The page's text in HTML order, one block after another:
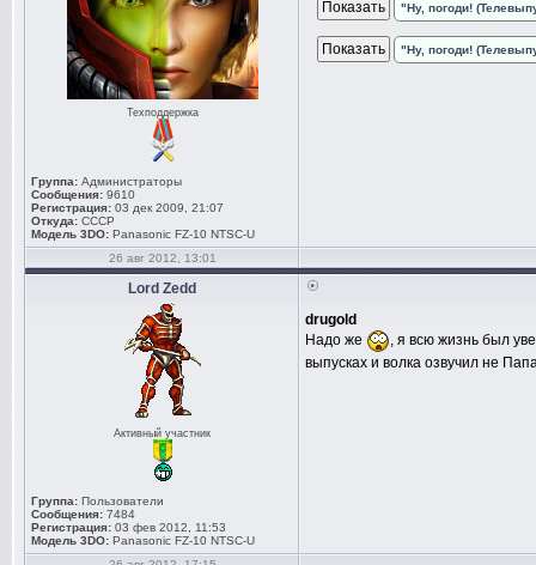
Техподдержка
Группа: Администраторы
Сообщения: 9610
Регистрация: 03 дек 2009, 21:07
Откуда: СССР
Модель 3DO: Panasonic FZ-10 NTSC-U
"Ну, погоди!
"Ну, погоди!
26 авг 2012, 13:01
Lord Zedd
Активный участник
Группа: Пользователи
Сообщения: 7484
Регистрация: 03 фев 2012, 11:53
Модель 3DO: Panasonic FZ-10 NTSC-U
drugold
Надо же
, я всю жизнь был
выпусках и волка озвучил не